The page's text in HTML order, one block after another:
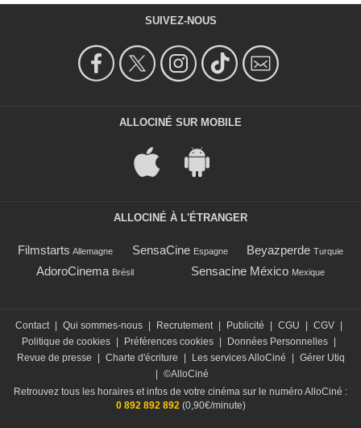
SUIVEZ-NOUS
ALLOCINÉ SUR MOBILE
ALLOCINÉ À L'ÉTRANGER
Filmstarts Allemagne SensaCine Espagne Beyazperde Turquie
AdoroCinema Brésil Sensacine México Mexique
Contact Qui sommes-nous Recrutement Publicité CGU CGV
Politique de cookies
Préférences cookies Données Personnelles
Revue de presse
Charte d'écriture Les services AlloCiné
Gérer Utiq
©AlloCiné
Retrouvez tous les horaires et infos de votre cinéma sur le numéro AlloCiné :
0 892 892 892(0,90€/minute)